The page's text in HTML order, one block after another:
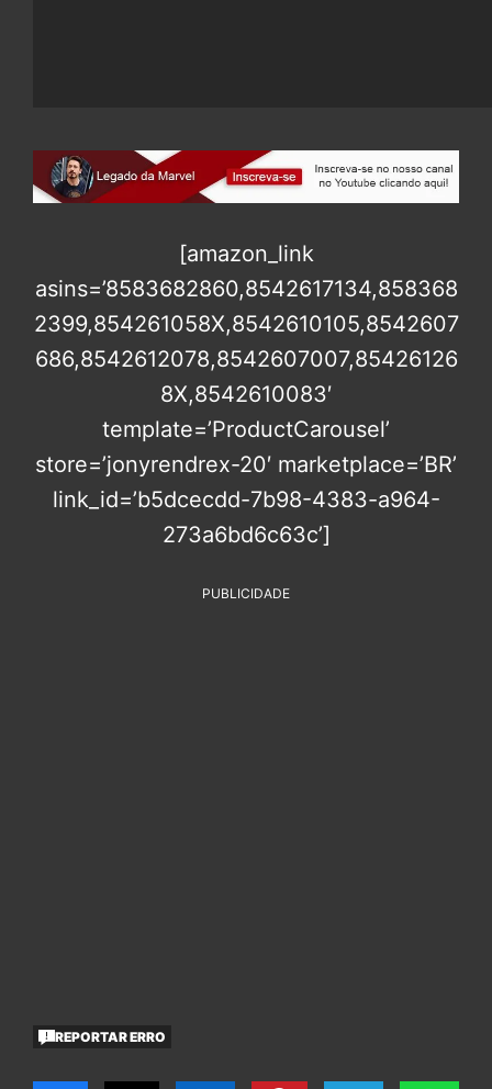
[amazon_link
asins=’8583682860,8542617134,858368
2399,854261058X,8542610105,8542607
686,8542612078,8542607007,85426126
8X,8542610083′
template=’ProductCarousel’
store=’jonyrendrex-20′ marketplace=’BR’
link_id=’b5dcecdd-7b98-4383-a964-
273a6bd6c63c’]
PUBLICIDADE
REPORTAR ERRO